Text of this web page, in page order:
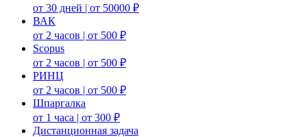
от 30 дней | от 50000 ₽
ВАК
от 2 часов | от 500 ₽
Scopus
от 2 часов | от 500 ₽
РИНЦ
от 2 часов | от 500 ₽
Шпаргалка
от 1 часа | от 300 ₽
Дистанционная задача